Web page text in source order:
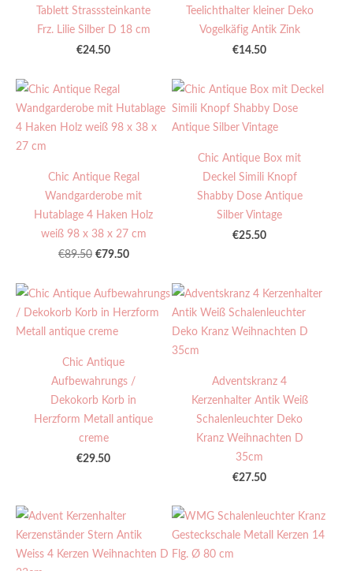
Tablett Strasssteinkante
Frz. Lilie Silber D 18 cm
€24.50
Teelichthalter kleiner Deko
Vogelkäfig Antik Zink
€14.50
Chic Antique Regal
Wandgarderobe mit
Hutablage 4 Haken Holz
weiß 98 x 38 x 27 cm
€89.50 €79.50
Chic Antique Box mit
Deckel Simili Knopf
Shabby Dose Antique
Silber Vintage
€25.50
Chic Antique
Aufbewahrungs /
Dekokorb Korb in
Herzform Metall antique
creme
€29.50
Adventskranz 4
Kerzenhalter Antik Weiß
Schalenleuchter Deko
Kranz Weihnachten D
35cm
€27.50